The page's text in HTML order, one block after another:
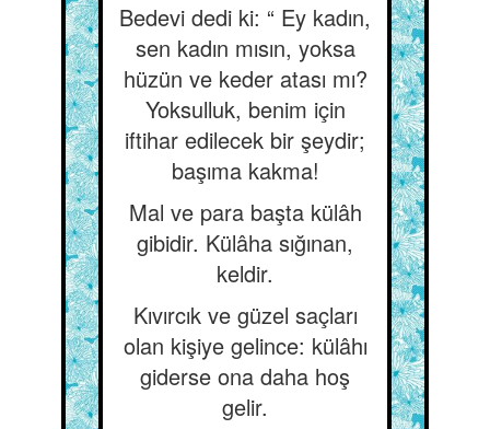
Bedevi dedi ki: “ Ey kadın,
sen kadın mısın, yoksa
hüzün ve keder atası mı?
Yoksulluk, benim için
iftihar edilecek bir şeydir;
başıma kakma!
Mal ve para başta külâh
gibidir. Külâha sığınan,
keldir.
Kıvırcık ve güzel saçları
olan kişiye gelince: külâhı
giderse ona daha hoş
gelir.